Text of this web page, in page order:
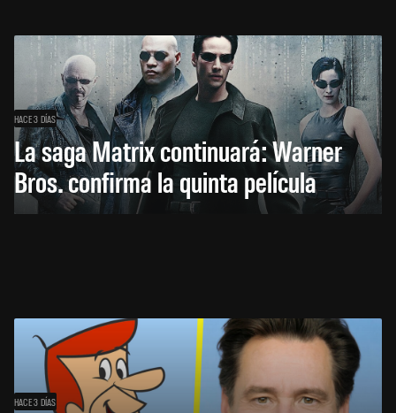
HACE 3 DÍAS
La saga Matrix continuará: Warner
Bros. confirma la quinta película
HACE 3 DÍAS